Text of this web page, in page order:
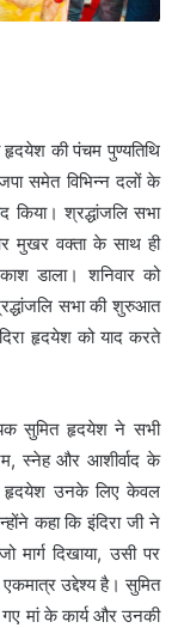
हृदयेश की पंचम पुण्यतिथि
समेत विभिन्न दलों के
किया। श्रद्धांजलि सभा
मुखर वक्ता के साथ ही
डाला। शनिवार को
सभा की शुरुआत
हृदयेश को याद करते
सुमित हृदयेश ने सभी
स्नेह और आशीर्वाद के
हृदयेश उनके लिए केवल
कहा कि इंदिरा जी ने
दिखाया, उसी पर
उद्देश्य है। सुमित
मां के कार्य और उनकी